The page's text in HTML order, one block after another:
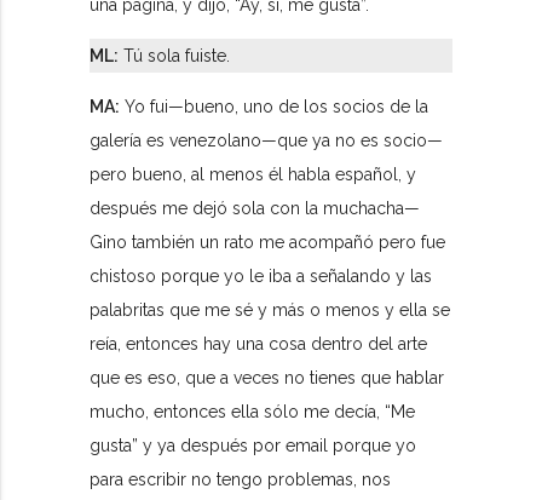
una página, y dijo, “Ay, sí, me gusta”.
ML: Tú sola fuiste.
MA: Yo fui—bueno, uno de los socios de la
galería es venezolano—que ya no es socio—
pero bueno, al menos él habla español, y
después me dejó sola con la muchacha—
Gino también un rato me acompañó pero fue
chistoso porque yo le iba a señalando y las
palabritas que me sé y más o menos y ella se
reía, entonces hay una cosa dentro del arte
que es eso, que a veces no tienes que hablar
mucho, entonces ella sólo me decía, “Me
gusta” y ya después por email porque yo
para escribir no tengo problemas, nos